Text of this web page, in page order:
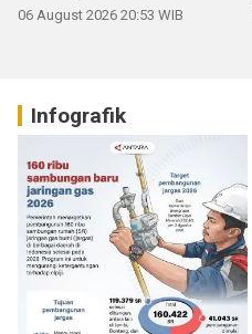
06 August 2026 20:53 WIB
Infografik